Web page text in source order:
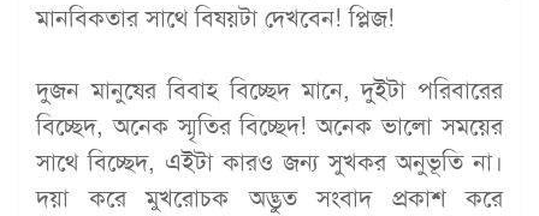
মানবিকতার সাথে বিষয়টা দেখবেন! প্লিজ!
দুজন মানুষের বিবাহ বিচ্ছেদ মানে, দুইটা পরিবারের
বিচ্ছেদ, অনেক স্মৃতির বিচ্ছেদ! অনেক ভালো সময়ের
সাথে বিচ্ছেদ, এইটা কারও জন্য সুখকর অনুভূতি না।
দয়া করে মুখরোচক অদ্ভুত সংবাদ প্রকাশ করে